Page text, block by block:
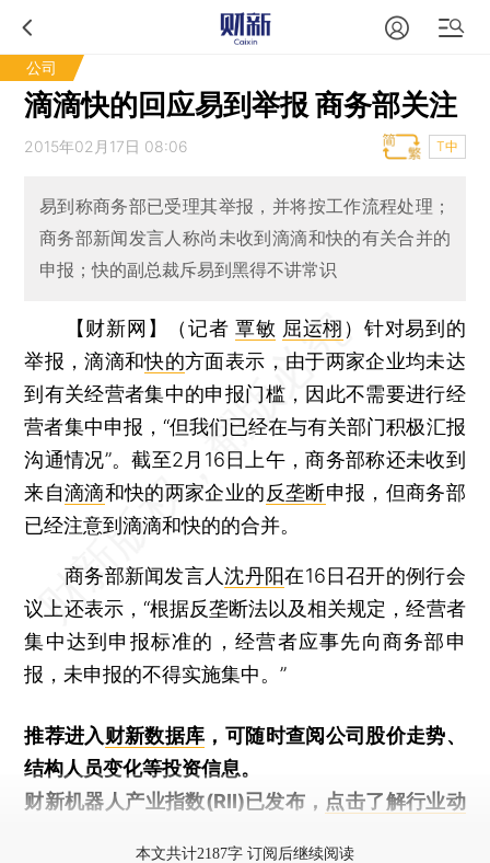
公司
滴滴快的回应易到举报 商务部关注
2015年02月17日 08:06 T中
易到称商务部已受理其举报，并将按工作流程处理；
商务部新闻发言人称尚未收到滴滴和快的有关合并的
申报；快的副总裁斥易到黑得不讲常识
【财新网】（记者覃敏 屈运栩 ） 针对易到的
举报，滴滴和快的方面表示，由于两家企业均未达
到有关经营者集中的申报门槛，因此不需要进行经
营者集中申报，“但我们已经在与有关部门积极汇报
沟通情况”。截至2月16日上午，商务部称还未收到
来自滴滴和快的两家企业的反垄断申报，但商务部
已经注意到滴滴和快的的合并。
商务部新闻发言人沈丹阳在16日召开的例行会
议上还表示，“根据反垄断法以及相关规定，经营者
集中达到申报标准的，经营者应事先向商务部申
报，未申报的不得实施集中。”
推荐进入财新数据库 ，可随时查阅公司股价走势、
结构人员变化等投资信息。
财新机器人产业指数(RII)已发布， 点击了解行业动
本文共计2187字 订阅后继续阅读